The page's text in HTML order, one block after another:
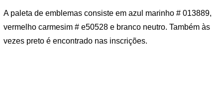
A paleta de emblemas consiste em azul marinho # 013889,
vermelho carmesim # e50528 e branco neutro. Também às
vezes preto é encontrado nas inscrições.